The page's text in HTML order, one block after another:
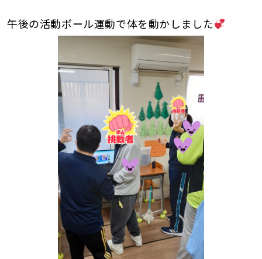
午後の活動ボール運動で体を動かしました